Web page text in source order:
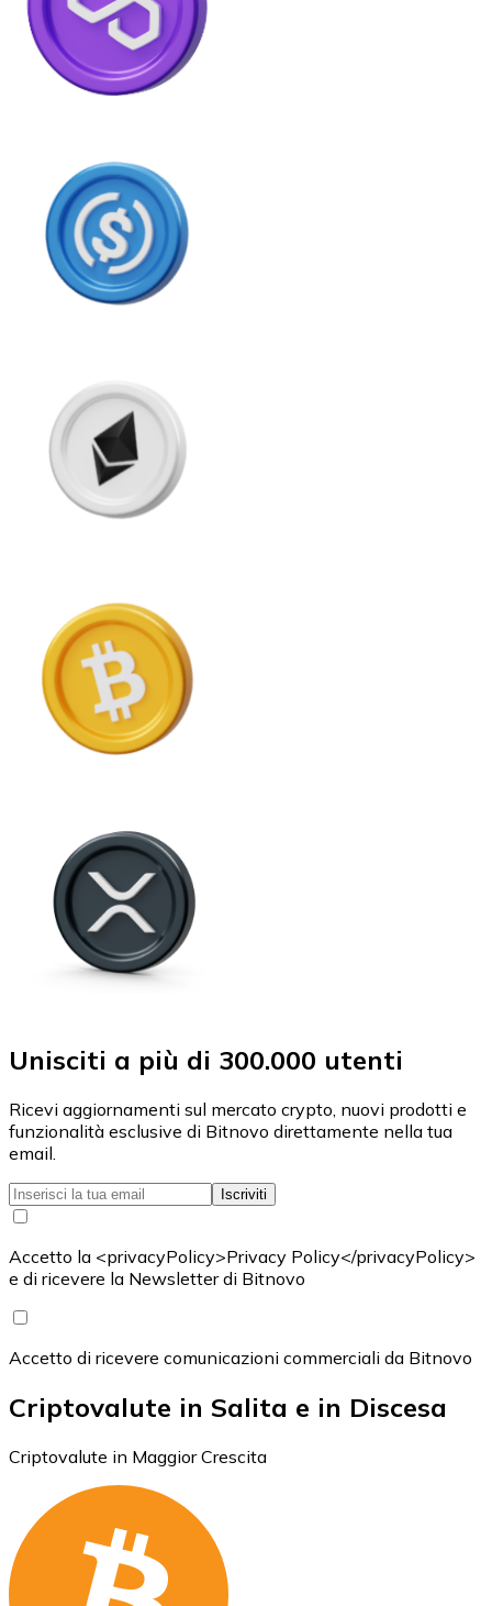
Unisciti a più di 300.000 utenti
Ricevi aggiornamenti sul mercato crypto, nuovi prodotti e
funzionalità esclusive di Bitnovo direttamente nella tua
email.
Iscriviti
Accetto la <privacyPolicy>Privacy Policy</privacyPolicy>
e di ricevere la Newsletter di Bitnovo
Accetto di ricevere comunicazioni commerciali da Bitnovo
Criptovalute in Salita e in Discesa
Criptovalute in Maggior Crescita